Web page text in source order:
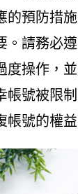
的預防措
。請務必
度操作，
帳號被限
帳號的權益